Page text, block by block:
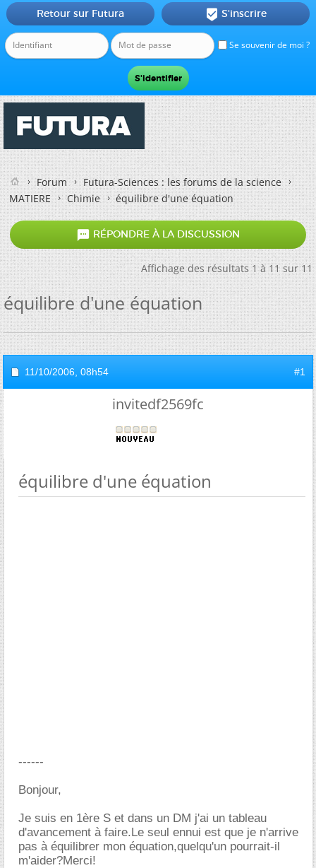
Se souvenir de moi ?
Retour sur Futura  S'inscrire
Forum
Futura-Sciences : les forums de la science
MATIERE
Chimie équilibre d'une équation
 RÉPONDRE À LA DISCUSSION
Affichage des résultats 1 à 11 sur 11
équilibre d'une équation
11/10/2006, 08h54 #1
invitedf2569fc
équilibre d'une équation
------
Bonjour,
Je suis en 1ère S et dans un DM j'ai un tableau
d'avancement à faire.Le seul ennui est que je n'arrive
pas à équilibrer mon équation,quelqu'un pourrait-il
m'aider?Merci!